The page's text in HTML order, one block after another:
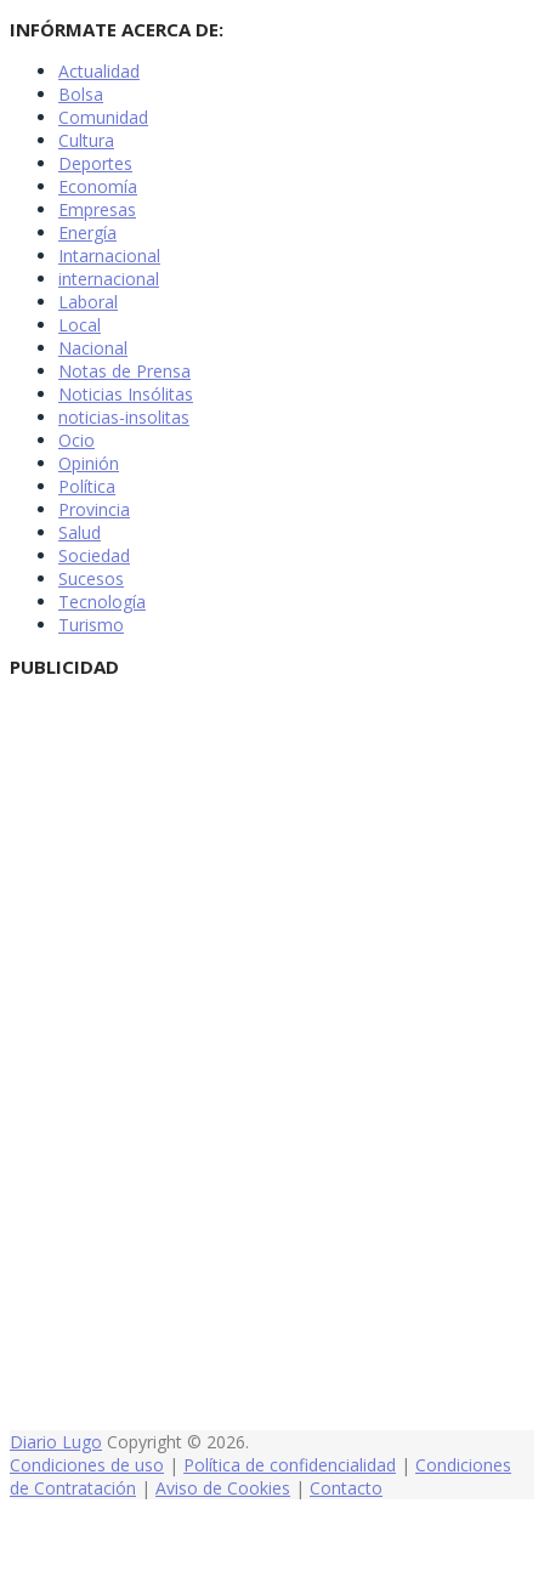
INFÓRMATE ACERCA DE:
Actualidad
Bolsa
Comunidad
Cultura
Deportes
Economía
Empresas
Energía
Intarnacional
internacional
Laboral
Local
Nacional
Notas de Prensa
Noticias Insólitas
noticias-insolitas
Ocio
Opinión
Política
Provincia
Salud
Sociedad
Sucesos
Tecnología
Turismo
PUBLICIDAD
Diario Lugo Copyright © 2026.
Condiciones de uso | Política de confidencialidad | Condiciones
de Contratación | Aviso de Cookies | Contacto